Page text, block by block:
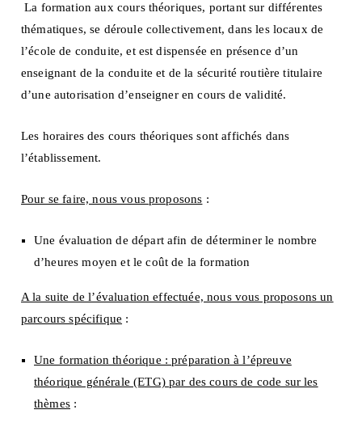
La formation aux cours théoriques, portant sur différentes
thématiques, se déroule collectivement, dans les locaux de
l’école de conduite, et est dispensée en présence d’un
enseignant de la conduite et de la sécurité routière titulaire
d’une autorisation d’enseigner en cours de validité.
Les horaires des cours théoriques sont affichés dans
l’établissement.
Pour se faire, nous vous proposons :
Une évaluation de départ afin de déterminer le nombre
d’heures moyen et le coût de la formation
A la suite de l’évaluation effectuée, nous vous proposons un
parcours spécifique :
Une formation théorique : préparation à l’épreuve
théorique générale (ETG) par des cours de code sur les
thèmes: